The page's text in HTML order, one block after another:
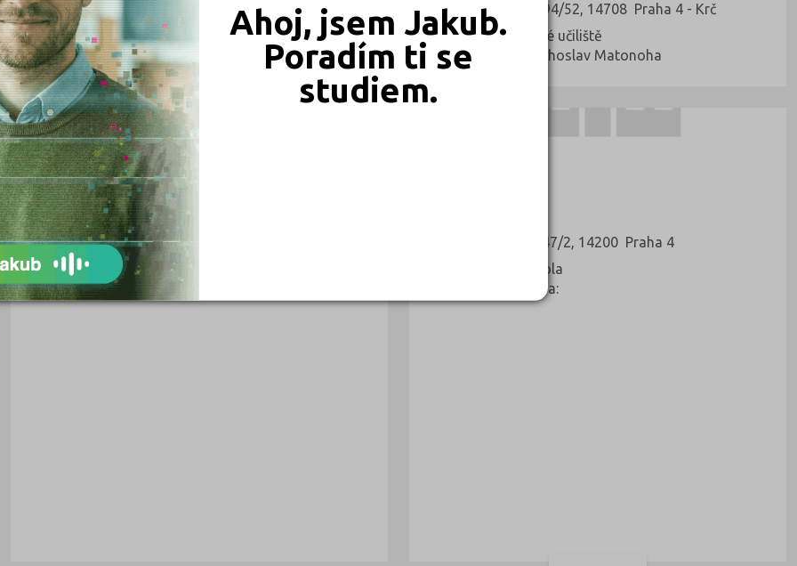
Ahoj, jsem Jakub.
Poradím ti se
studiem.
Zelený pruh 1294/52, 14708 Praha 4 - Krč
Druh školy: Odborné učiliště
Ředitel: Ing. Drahoslav Matonoha
JAZYKOVÉ ŠKOLY
AKCENT International House Prague s.r.o.
Bítovská 3, 140 00 Praha 4
Druh školy: Jazyková škola
Ředitel:
Kukučínova 1147/2, 14200 Praha 4
Druh školy: Autoškola
Kontaktní osoba: